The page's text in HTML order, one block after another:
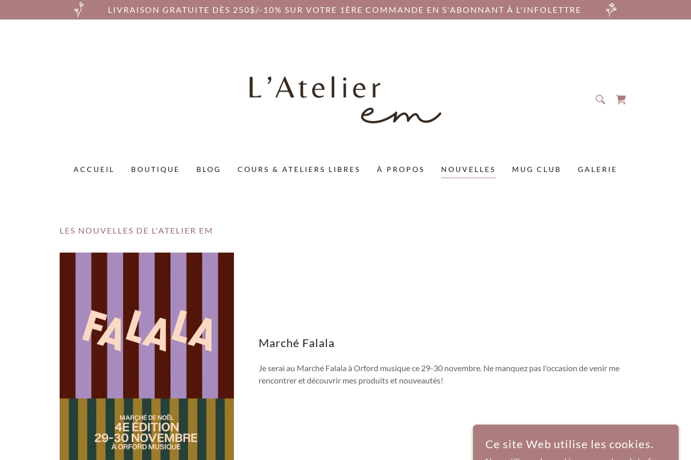
LIVRAISON GRATUITE DÈS 250$/-10% SUR VOTRE 1ÈRE COMMANDE EN S'ABONNANT À L'INFOLETTRE
ACCUEIL BOUTIQUE BLOG COURS & ATELIERS LIBRES À PROPOS NOUVELLES MUG CLUB GALERIE
LES NOUVELLES DE L'ATELIER EM
Marché Falala
Je serai au Marché Falala à Orford musique ce 29-30 novembre. Ne manquez pas l'occasion de venir me
rencontrer et découvrir mes produits et nouveautés!
Ce site Web utilise les cookies.